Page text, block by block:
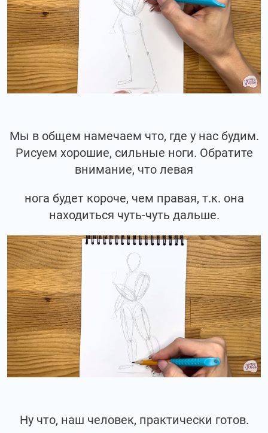
Мы в общем намечаем что, где у нас будим.
Рисуем хорошие, сильные ноги. Обратите
внимание, что левая
нога будет короче, чем правая, т.к. она
находиться чуть-чуть дальше.
Ну что, наш человек, практически готов.